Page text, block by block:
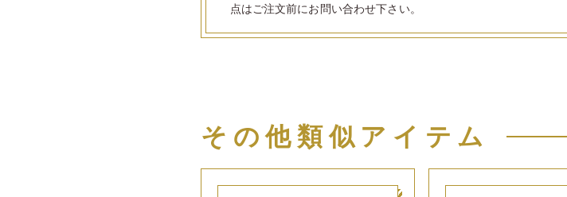
点はご注文前にお問い合わせ下さい。
その他類似アイテム